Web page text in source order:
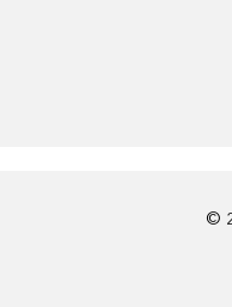
©